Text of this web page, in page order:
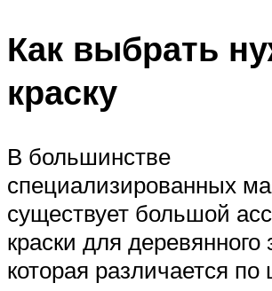
Как выбрать
краску
В большинстве
специализированных
существует большой
краски для деревянного
которая различается по